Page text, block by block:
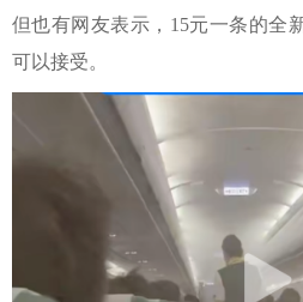
但也有网友表示，15元一条的全
可以接受。